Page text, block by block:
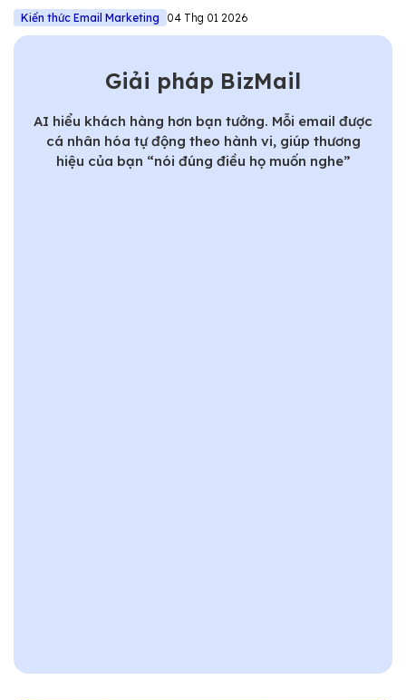
Kiến thức Email Marketing 04 Thg 01 2026
Giải pháp BizMail
AI hiểu khách hàng hơn bạn tưởng. Mỗi email được
cá nhân hóa tự động theo hành vi, giúp thương
hiệu của bạn “nói đúng điều họ muốn nghe”